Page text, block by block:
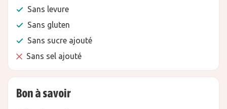
Sans levure
Sans gluten
Sans sucre ajouté
Sans sel ajouté
Bon à savoir